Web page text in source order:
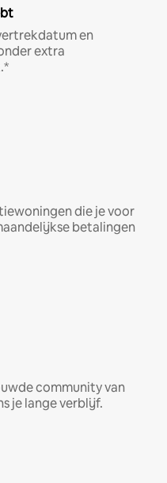
en
extra
die je voor
betalingen
community van
je lange verblijf.